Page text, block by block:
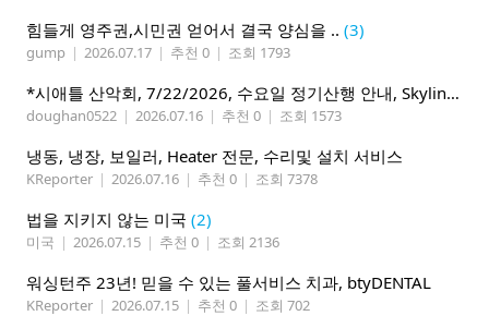
힘들게 영주권,시민권 얻어서 결국 양심을 .. (3)
gump | 2026.07.17 | 추천 0 | 조회 1793
*시애틀 산악회, 7/22/2026, 수요일 정기산행 안내, Skyline Trail Loop(Mt. Rainier)*
doughan0522 | 2026.07.16 | 추천 0 | 조회 1573
냉동, 냉장, 보일러, Heater 전문, 수리및 설치 서비스
KReporter | 2026.07.16 | 추천 0 | 조회 7378
법을 지키지 않는 미국 (2)
미국 | 2026.07.15 | 추천 0 | 조회 2136
워싱턴주 23년! 믿을 수 있는 풀서비스 치과, btyDENTAL
KReporter | 2026.07.15 | 추천 0 | 조회 702